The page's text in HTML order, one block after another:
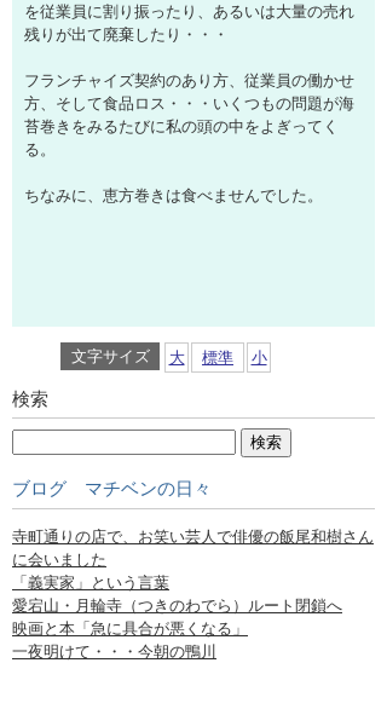
を従業員に割り振ったり、あるいは大量の売れ
残りが出て廃棄したり・・・
フランチャイズ契約のあり方、従業員の働かせ
方、そして食品ロス・・・いくつもの問題が海
苔巻きをみるたびに私の頭の中をよぎってく
る。
ちなみに、恵方巻きは食べませんでした。
文字サイズ 大 標準 小
検索
ブログ マチベンの日々
寺町通りの店で、お笑い芸人で俳優の飯尾和樹さん
に会いました
「義実家」という言葉
愛宕山・月輪寺（つきのわでら）ルート閉鎖へ
映画と本「急に具合が悪くなる」
一夜明けて・・・今朝の鴨川